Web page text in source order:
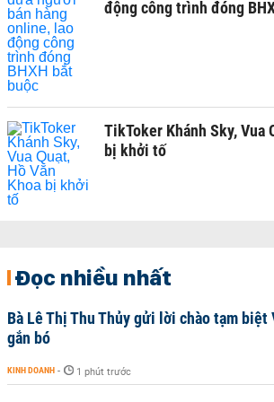
động công trình đóng
TikToker Khánh Sky, Vua
bị khởi tố
Đọc nhiều nhất
Bà Lê Thị Thu Thủy gửi lời chào tạm biệt
gắn bó
KINH DOANH - 1 phút trước